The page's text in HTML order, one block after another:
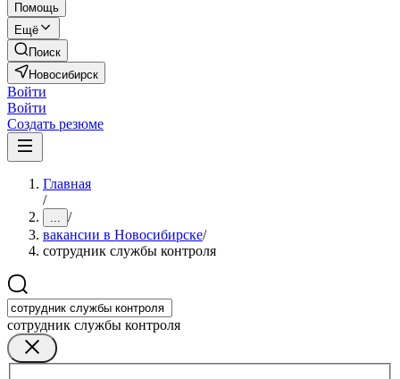
Помощь
Ещё
Поиск
Новосибирск
Войти
Войти
Создать резюме
Главная
/
... /
вакансии в Новосибирске/
сотрудник службы контроля
сотрудник службы контроля